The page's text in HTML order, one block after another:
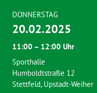
DONNERSTAG
20.02.2025
11:00 – 12:00 Uhr
Sporthalle
Humboldtstraße 12
Stettfeld, Upstadt-Weiher